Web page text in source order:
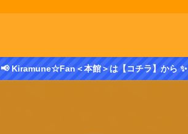
📢 Kiramune☆Fan＜本館＞は【コチラ】から ✨